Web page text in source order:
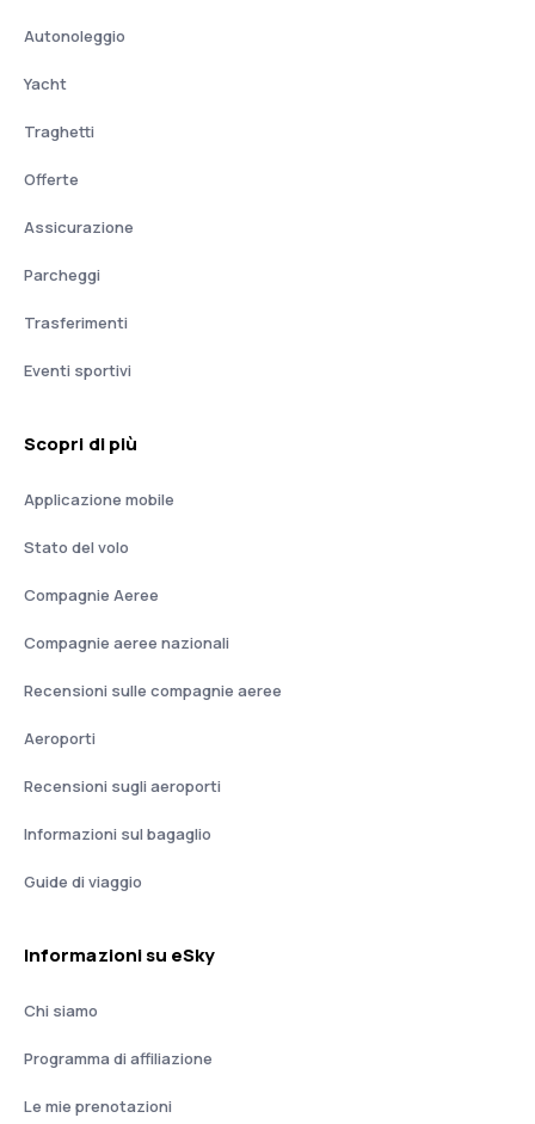
Autonoleggio
Yacht
Traghetti
Offerte
Assicurazione
Parcheggi
Trasferimenti
Eventi sportivi
Scopri di più
Applicazione mobile
Stato del volo
Compagnie Aeree
Compagnie aeree nazionali
Recensioni sulle compagnie aeree
Aeroporti
Recensioni sugli aeroporti
Informazioni sul bagaglio
Guide di viaggio
Informazioni su eSky
Chi siamo
Programma di affiliazione
Le mie prenotazioni